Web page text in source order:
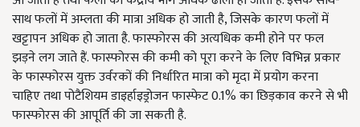
साथ फलों में अम्लता की मात्रा अधिक हो जाती है, जिसके कारण फलों में
खट्टापन अधिक हो जाता है. फास्फोरस की अत्यधिक कमी होने पर फल
झड़ने लग जाते हैं. फास्फोरस की कमी को पूरा करने के लिए विभिन्न प्रकार
के फास्फोरस युक्त उर्वरकों की निर्धारित मात्रा को मृदा में प्रयोग करना
चाहिए तथा पोटैशियम डाइर्हाइड्रोजन फास्फेट 0.1% का छिड़काव करने से भी
फास्फोरस की आपूर्ति की जा सकती है.